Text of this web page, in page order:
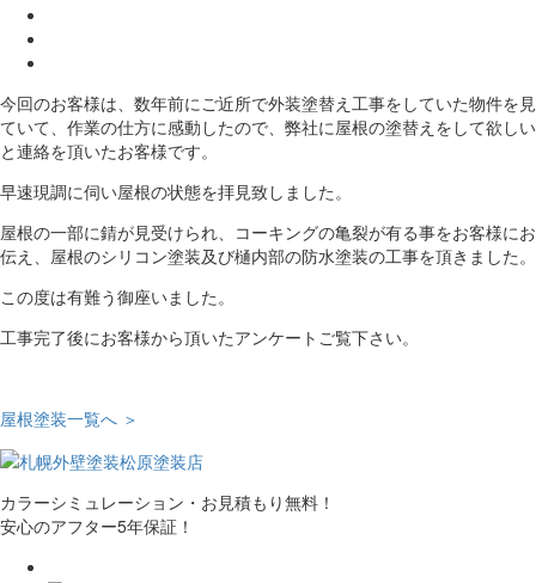
今回のお客様は、数年前にご近所で外装塗替え工事をしていた物件を見
ていて、作業の仕方に感動したので、弊社に屋根の塗替えをして欲しい
と連絡を頂いたお客様です。
早速現調に伺い屋根の状態を拝見致しました。
屋根の一部に錆が見受けられ、コーキングの亀裂が有る事をお客様にお
伝え、屋根のシリコン塗装及び樋内部の防水塗装の工事を頂きました。
この度は有難う御座いました。
工事完了後にお客様から頂いたアンケートご覧下さい。
屋根塗装一覧へ ＞
カラーシミュレーション・お見積もり無料！
安心のアフター5年保証！